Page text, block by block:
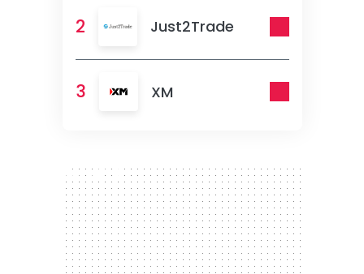
2 Just2Trade
3 XM
300 x 250